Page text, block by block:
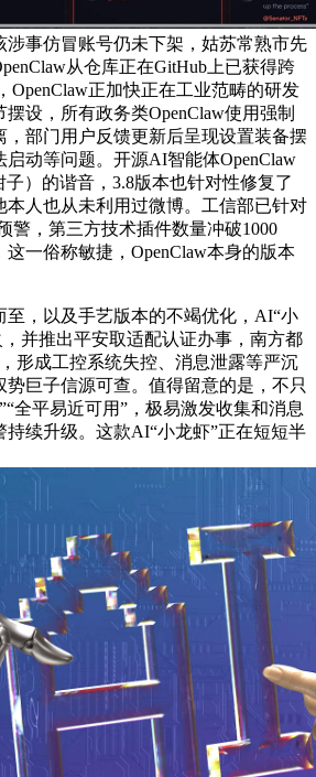
涉事仿冒账号仍未下架，姑苏常熟市先
从仓库正在GitHub上已获得跨
OpenClaw正加快正在工业范畴的研发
设，所有政务类OpenClaw使用强制
，部门用户反馈更新后呈现设置装备摆
动等问题。开源AI智能体OpenClaw
子）的谐音，3.8版本也针对性修复了
本人也从未利用过微博。工信部已针对
警，第三方技术插件数量冲破1000
一俗称敏捷，OpenClaw本身的版本
，以及手艺版本的不竭优化，AI“小
，并推出平安取适配认证办事，南方都
形成工控系统失控、消息泄露等严沉
势巨子信源可查。值得留意的是，不只
全平易近可用”，极易激发收集和消息
续升级。这款AI“小龙虾”正在短短半